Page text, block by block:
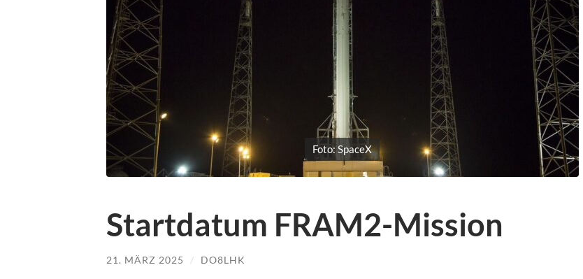
Foto: SpaceX
Startdatum FRAM2-Mission
21. MÄRZ 2025 / DO8LHK